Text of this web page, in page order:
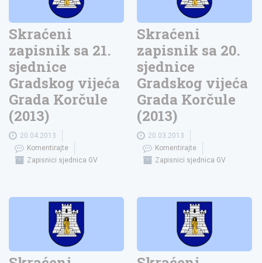
Skraćeni
zapisnik sa 21.
sjednice
Gradskog vijeća
Grada Korčule
(2013)
20.04.2013
Komentirajte
Zapisnici sjednica GV
Skraćeni
zapisnik sa 20.
sjednice
Gradskog vijeća
Grada Korčule
(2013)
20.03.2013
Komentirajte
Zapisnici sjednica GV